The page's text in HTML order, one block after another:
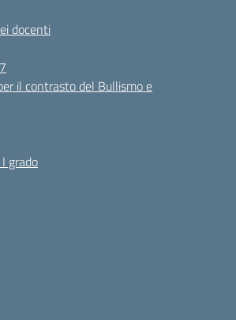
docenti
il contrasto del Bullismo e
grado